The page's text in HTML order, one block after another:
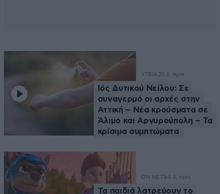
ΥΓΕΙΑ 25 λ. πριν
Ιός Δυτικού Νείλου: Σε
συναγερμό οι αρχές στην
Αττική – Νέα κρούσματα σε
Άλιμο και Αργυρούπολη – Τα
κρίσιμα συμπτώματα
ON NET34 λ. πριν
Τα παιδιά λατρεύουν το